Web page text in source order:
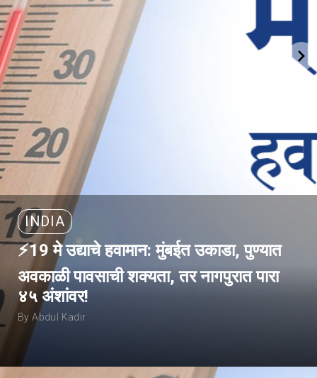
INDIA
⚡19 मे उद्याचे हवामान: मुंबईत उकाडा, पुण्यात
अवकाळी पावसाची शक्यता, तर नागपुरात पारा
४५ अंशांवर!
By Abdul Kadir